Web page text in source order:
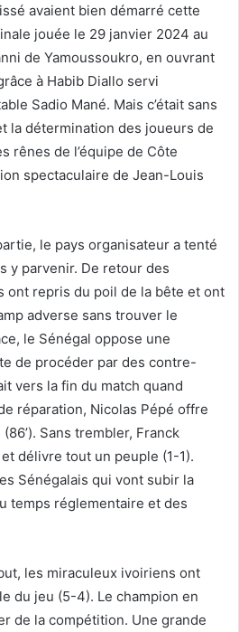
avaient bien démarré cette
jouée le 29 janvier 2024 au
de Yamoussoukro, en ouvrant
à Habib Diallo servi
Sadio Mané. Mais c’était sans
la détermination des joueurs de
rênes de l’équipe de Côte
spectaculaire de Jean-Louis
le pays organisateur a tenté
y parvenir. De retour des
ont repris du poil de la bête et ont
adverse sans trouver le
le Sénégal oppose une
de procéder par des contre-
vers la fin du match quand
réparation, Nicolas Pépé offre
Sans trembler, Franck
délivre tout un peuple (1-1).
Sénégalais qui vont subir la
temps réglementaire et des
les miraculeux ivoiriens ont
du jeu (5-4). Le champion en
de la compétition. Une grande